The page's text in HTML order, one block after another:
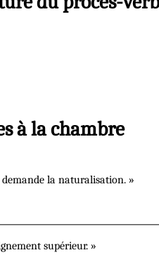
à la chambre
demande la naturalisation. »
supérieur. »